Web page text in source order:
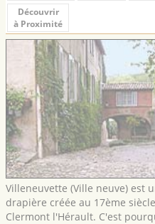
Découvrir
à Proximité
Villeneuvette (Ville neuve) est
drapière créée au 17ème
Clermont l'Hérault. C'est